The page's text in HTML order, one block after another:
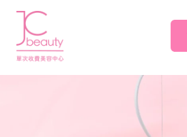
Skip
content